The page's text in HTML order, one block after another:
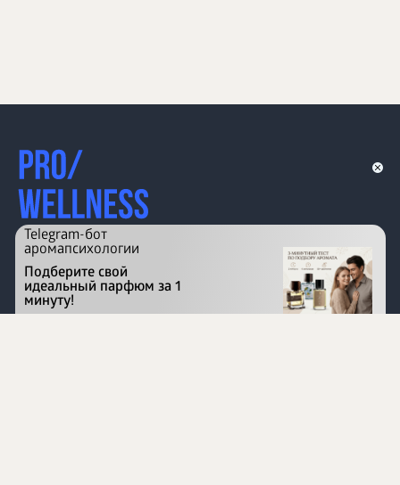
Перейти на сайт
Telegram-бот
аромапсихологии
Подберите свой
идеальный парфюм за 1
минуту!